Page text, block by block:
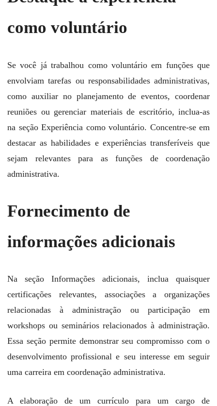
como voluntário
Se você já trabalhou como voluntário em funções que
envolviam tarefas ou responsabilidades administrativas,
como auxiliar no planejamento de eventos, coordenar
reuniões ou gerenciar materiais de escritório, inclua-as
na seção Experiência como voluntário. Concentre-se em
destacar as habilidades e experiências transferíveis que
sejam relevantes para as funções de coordenação
administrativa.
Fornecimento de
informações adicionais
Na seção Informações adicionais, inclua quaisquer
certificações relevantes, associações a organizações
relacionadas à administração ou participação em
workshops ou seminários relacionados à administração.
Essa seção permite demonstrar seu compromisso com o
desenvolvimento profissional e seu interesse em seguir
uma carreira em coordenação administrativa.
A elaboração de um currículo para um cargo de